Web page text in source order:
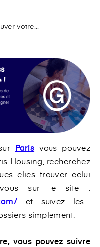
votre...
Paris vous pouvez
Housing, recherchez
clics trouver celui
vous sur le site :
et suivez les
simplement.
vous pouvez suivre